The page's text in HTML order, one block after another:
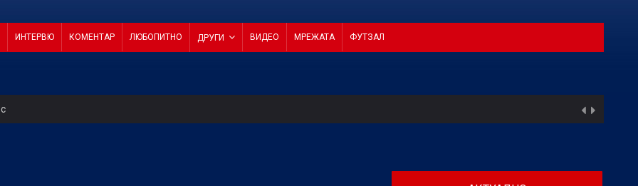
ИНТЕРВЮ КОМЕНТАР ЛЮБОПИТНО ДРУГИ ВИДЕО МРЕЖАТА ФУТЗАЛ